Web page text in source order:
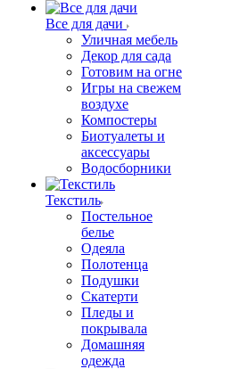
Все для дачи
Уличная мебель
Декор для сада
Готовим на огне
Игры на свежем
воздухе
Компостеры
Биотуалеты и
аксессуары
Водосборники
Текстиль
Постельное
белье
Одеяла
Полотенца
Подушки
Скатерти
Пледы и
покрывала
Домашняя
одежда